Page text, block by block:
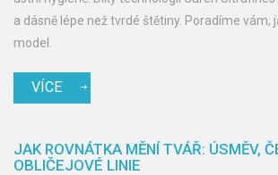
a dásně lépe než tvrdé štětiny. Poradíme vám,
model.
VÍCE
JAK ROVNÁTKA MĚNÍ TVÁŘ: ÚSMĚV,
OBLIČEJOVÉ LINIE